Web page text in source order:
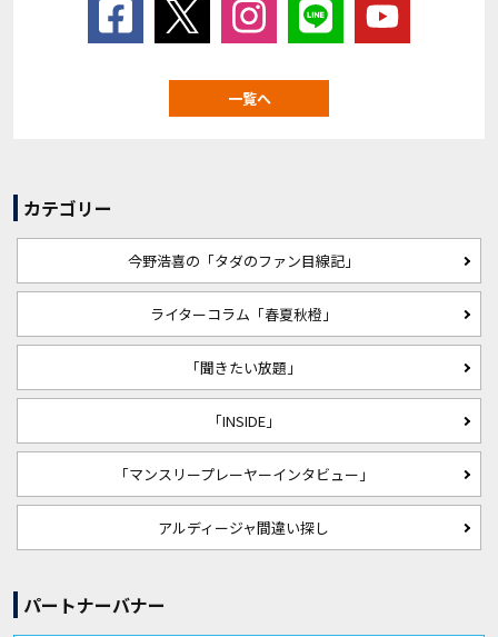
一覧へ
カテゴリー
今野浩喜の「タダのファン目線記」
ライターコラム「春夏秋橙」
「聞きたい放題」
「INSIDE」
「マンスリープレーヤーインタビュー」
アルディージャ間違い探し
パートナーバナー